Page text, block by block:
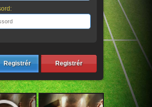
Registrér Registrér